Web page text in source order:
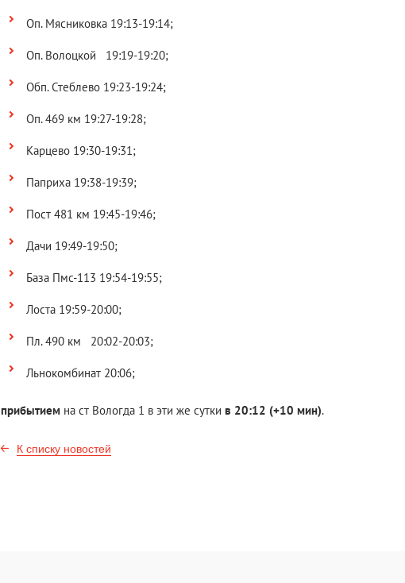
Оп. Мясниковка 19:13-19:14;
Оп. Волоцкой 19:19-19:20;
Обп. Стеблево 19:23-19:24;
Оп. 469 км 19:27-19:28;
Карцево 19:30-19:31;
Паприха 19:38-19:39;
Пост 481 км 19:45-19:46;
Дачи 19:49-19:50;
База Пмс-113 19:54-19:55;
Лоста 19:59-20:00;
Пл. 490 км 20:02-20:03;
Льнокомбинат 20:06;
прибытием на ст Вологда 1 в эти же сутки в 20:12 (+10 мин).
К списку новостей